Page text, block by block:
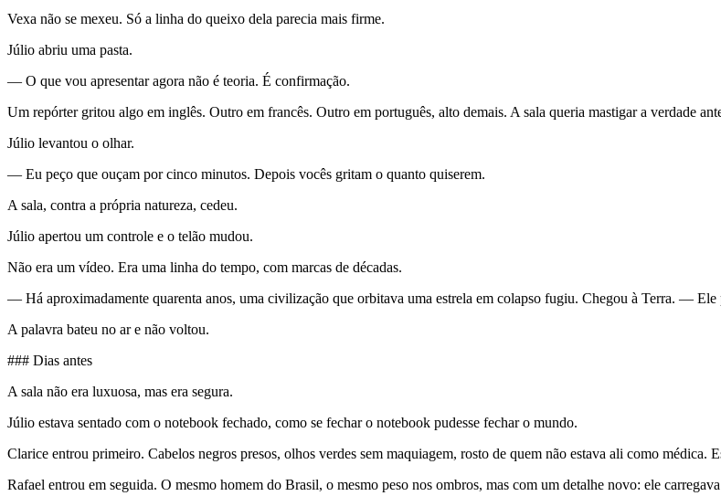
Vexa não se mexeu. Só a linha do queixo dela parecia mais firme.
Júlio abriu uma pasta.
— O que vou apresentar agora não é teoria. É confirmação.
Um repórter gritou algo em inglês. Outro em francês. Outro em português, alto demais. A sala queria mastigar a verdade
Júlio levantou o olhar.
— Eu peço que ouçam por cinco minutos. Depois vocês gritam o quanto quiserem.
A sala, contra a própria natureza, cedeu.
Júlio apertou um controle e o telão mudou.
Não era um vídeo. Era uma linha do tempo, com marcas de décadas.
— Há aproximadamente quarenta anos, uma civilização que orbitava uma estrela em colapso fugiu. Chegou à Terra. —
A palavra bateu no ar e não voltou.
### Dias antes
A sala não era luxuosa, mas era segura.
Júlio estava sentado com o notebook fechado, como se fechar o notebook pudesse fechar o mundo.
Clarice entrou primeiro. Cabelos negros presos, olhos verdes sem maquiagem, rosto de quem não estava ali como médica.
Rafael entrou em seguida. O mesmo homem do Brasil, o mesmo peso nos ombros, mas com um detalhe novo: ele